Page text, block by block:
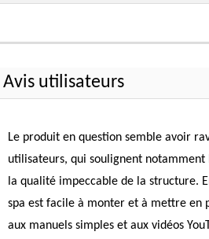
Avis utilisateurs
Le produit en question semble avoir
utilisateurs, qui soulignent notamment
la qualité impeccable de la structure.
spa est facile à monter et à mettre en
aux manuels simples et aux vidéos